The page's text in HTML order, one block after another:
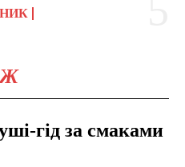
гід за смаками